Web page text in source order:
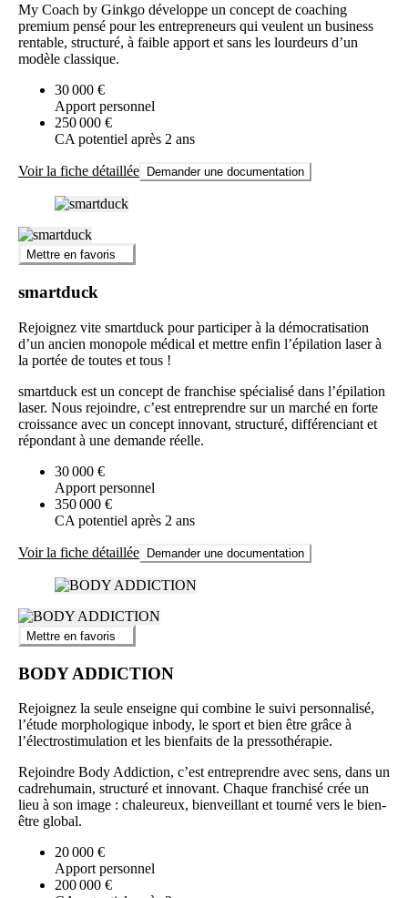
My Coach by Ginkgo développe un concept de coaching
premium pensé pour les entrepreneurs qui veulent un business
rentable, structuré, à faible apport et sans les lourdeurs d’un
modèle classique.
30 000 €
Apport personnel
250 000 €
CA potentiel après 2 ans
Voir la fiche détaillée Demander une documentation
Mettre en favoris
smartduck
Rejoignez vite smartduck pour participer à la démocratisation
d’un ancien monopole médical et mettre enfin l’épilation laser à
la portée de toutes et tous !
smartduck est un concept de franchise spécialisé dans l’épilation
laser. Nous rejoindre, c’est entreprendre sur un marché en forte
croissance avec un concept innovant, structuré, différenciant et
répondant à une demande réelle.
30 000 €
Apport personnel
350 000 €
CA potentiel après 2 ans
Voir la fiche détaillée Demander une documentation
Mettre en favoris
BODY ADDICTION
Rejoignez la seule enseigne qui combine le suivi personnalisé,
l’étude morphologique inbody, le sport et bien être grâce à
l’électrostimulation et les bienfaits de la pressothérapie.
Rejoindre Body Addiction, c’est entreprendre avec sens, dans un
cadrehumain, structuré et innovant. Chaque franchisé crée un
lieu à son image : chaleureux, bienveillant et tourné vers le bien-
être global.
20 000 €
Apport personnel
200 000 €